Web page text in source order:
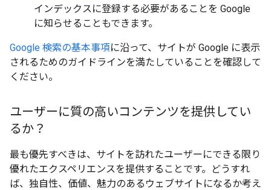
インデックスに登録する必要があることを Google
に知らせることもできます。
Google 検索の基本事項に沿って、サイトが Google に表示
されるためのガイドラインを満たしていることを確認して
ください。
ユーザーに質の高いコンテンツを提供してい
るか？
最も優先すべきは、サイトを訪れたユーザーにできる限り
優れたエクスペリエンスを提供することです。どうすれ
ば、独自性、価値、魅力のあるウェブサイトになるか考え